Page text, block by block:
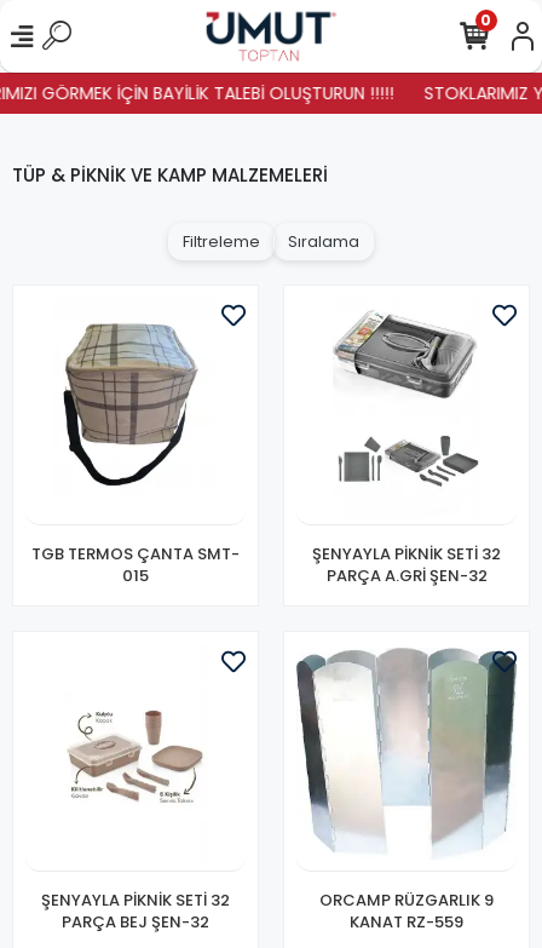
GÖRMEK İÇİN BAYİLİK TALEBİ OLUŞTURUN !!!!! STOKLARIMIZ
0
TÜP & PİKNİK VE KAMP MALZEMELERİ
Filtreleme Sıralama
TGB TERMOS ÇANTA SMT-
015
ŞENYAYLA PİKNİK SETİ 32
PARÇA A.GRİ ŞEN-32
ŞENYAYLA PİKNİK SETİ 32
PARÇA BEJ ŞEN-32
ORCAMP RÜZGARLIK 9
KANAT RZ-559